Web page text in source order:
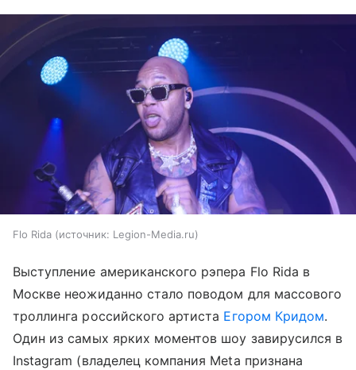
Flo Rida источник: Legion-Media.ru
Выступление американского рэпера Flo Rida в
Москве неожиданно стало поводом для массового
троллинга российского артиста Егором Кридом.
Один из самых ярких моментов шоу завирусился в
Instagram (владелец компания Meta признана